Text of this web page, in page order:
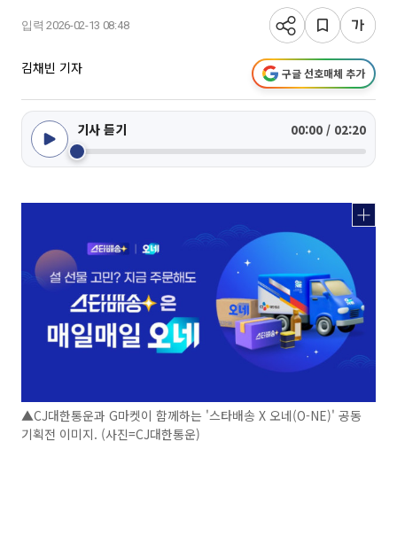
입력 2026-02-13 08:48
김채빈 기자 구글 선호매체 추가
기사 듣기 00:00 / 02:20
▲CJ대한통운과 G마켓이 함께하는 '스타배송 X 오네(O-NE)' 공동
기획전 이미지. (사진=CJ대한통운)